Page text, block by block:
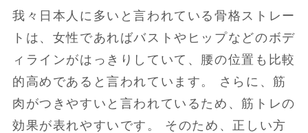
我々日本人に多いと言われている骨格ストレー
トは、女性であればバストやヒップなどのボデ
ィラインがはっきりしていて、腰の位置も比較
的高めであると言われています。 さらに、筋
肉がつきやすいと言われているため、筋トレの
効果が表れやすいです。 そのため、正しい方